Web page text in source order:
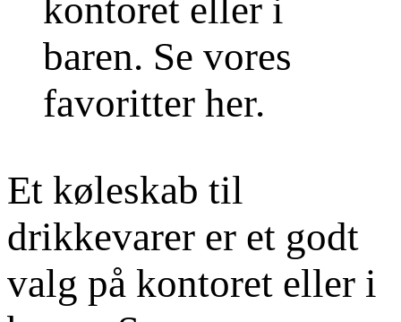
Et køleskab til
drikkevarer er et godt
valg på kontoret eller i